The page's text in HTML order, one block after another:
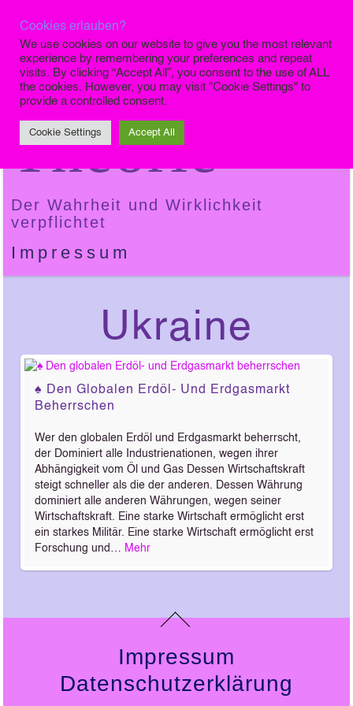
Die Finale
Theorie
Der Wahrheit und Wirklichkeit
verpflichtet
Impressum
Ukraine
♠ Den Globalen Erdöl- Und Erdgasmarkt
Beherrschen
Wer den globalen Erdöl und Erdgasmarkt beherrscht,
der Dominiert alle Industrienationen, wegen ihrer
Abhängigkeit vom Öl und Gas Dessen Wirtschaftskraft
steigt schneller als die der anderen. Dessen Währung
dominiert alle anderen Währungen, wegen seiner
Wirtschaftskraft. Eine starke Wirtschaft ermöglicht erst
ein starkes Militär. Eine starke Wirtschaft ermöglicht erst
Forschung und… Mehr
Impressum
Datenschutzerklärung
Cookies erlauben?
We use cookies on our website to give you the most relevant
experience by remembering your preferences and repeat
visits. By clicking “Accept All”, you consent to the use of ALL
the cookies. However, you may visit "Cookie Settings" to
provide a controlled consent.
Cookie Settings Accept All